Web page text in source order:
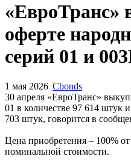
«ЕвроТранс»
оферте
серий 01 и
1 мая 2026 Cbonds
30 апреля «ЕвроТранс»
01 в количестве 97 614 штук
703 штук, говорится в
Цена приобретения – 100%
номинальной стоимости.